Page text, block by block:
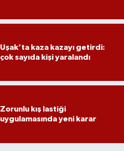
Uşak’ta kaza kazayı getirdi:
çok sayıda kişi yaralandı
Zorunlu kış lastiği
uygulamasında yeni karar